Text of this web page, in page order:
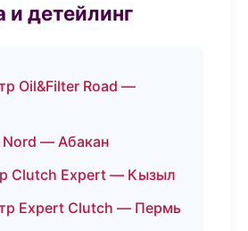
и детейлинг
Oil&Filter Road —
— Абакан
Clutch Expert — Кызыл
Expert Clutch — Пермь